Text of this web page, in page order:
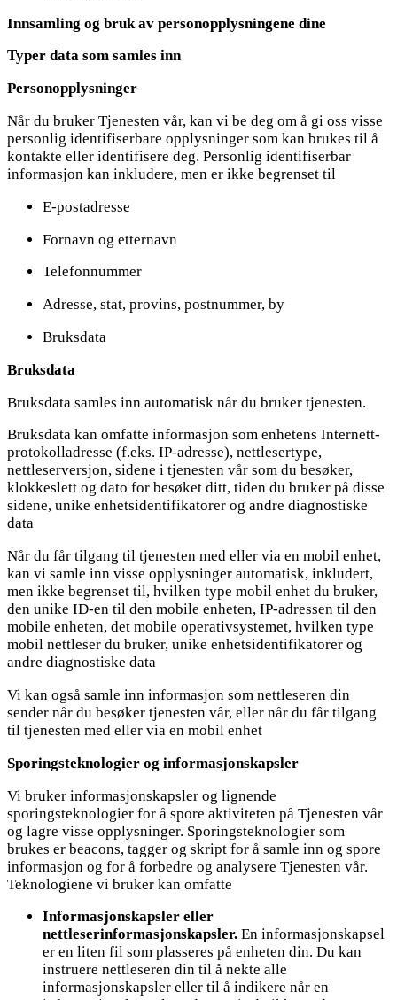
Innsamling og bruk av personopplysningene dine
Typer data som samles inn
Personopplysninger
Når du bruker Tjenesten vår, kan vi be deg om å gi oss visse
personlig identifiserbare opplysninger som kan brukes til å
kontakte eller identifisere deg. Personlig identifiserbar
informasjon kan inkludere, men er ikke begrenset til
E-postadresse
Fornavn og etternavn
Telefonnummer
Adresse, stat, provins, postnummer, by
Bruksdata
Bruksdata
Bruksdata samles inn automatisk når du bruker tjenesten.
Bruksdata kan omfatte informasjon som enhetens Internett-
protokolladresse (f.eks. IP-adresse), nettlesertype,
nettleserversjon, sidene i tjenesten vår som du besøker,
klokkeslett og dato for besøket ditt, tiden du bruker på disse
sidene, unike enhetsidentifikatorer og andre diagnostiske
data
Når du får tilgang til tjenesten med eller via en mobil enhet,
kan vi samle inn visse opplysninger automatisk, inkludert,
men ikke begrenset til, hvilken type mobil enhet du bruker,
den unike ID-en til den mobile enheten, IP-adressen til den
mobile enheten, det mobile operativsystemet, hvilken type
mobil nettleser du bruker, unike enhetsidentifikatorer og
andre diagnostiske data
Vi kan også samle inn informasjon som nettleseren din
sender når du besøker tjenesten vår, eller når du får tilgang
til tjenesten med eller via en mobil enhet
Sporingsteknologier og informasjonskapsler
Vi bruker informasjonskapsler og lignende
sporingsteknologier for å spore aktiviteten på Tjenesten vår
og lagre visse opplysninger. Sporingsteknologier som
brukes er beacons, tagger og skript for å samle inn og spore
informasjon og for å forbedre og analysere Tjenesten vår.
Teknologiene vi bruker kan omfatte
Informasjonskapsler eller
nettleserinformasjonskapsler. En informasjonskapsel
er en liten fil som plasseres på enheten din. Du kan
instruere nettleseren din til å nekte alle
informasjonskapsler eller til å indikere når en